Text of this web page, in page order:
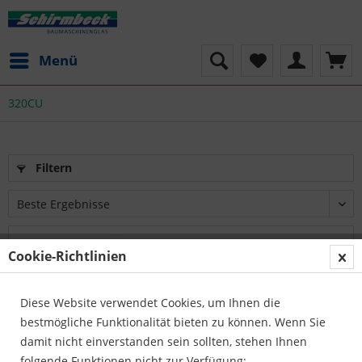
Menü
320CU
Filtern
Cookie-Richtlinien
Diese Website verwendet Cookies, um Ihnen die
bestmögliche Funktionalität bieten zu können. Wenn Sie
damit nicht einverstanden sein sollten, stehen Ihnen